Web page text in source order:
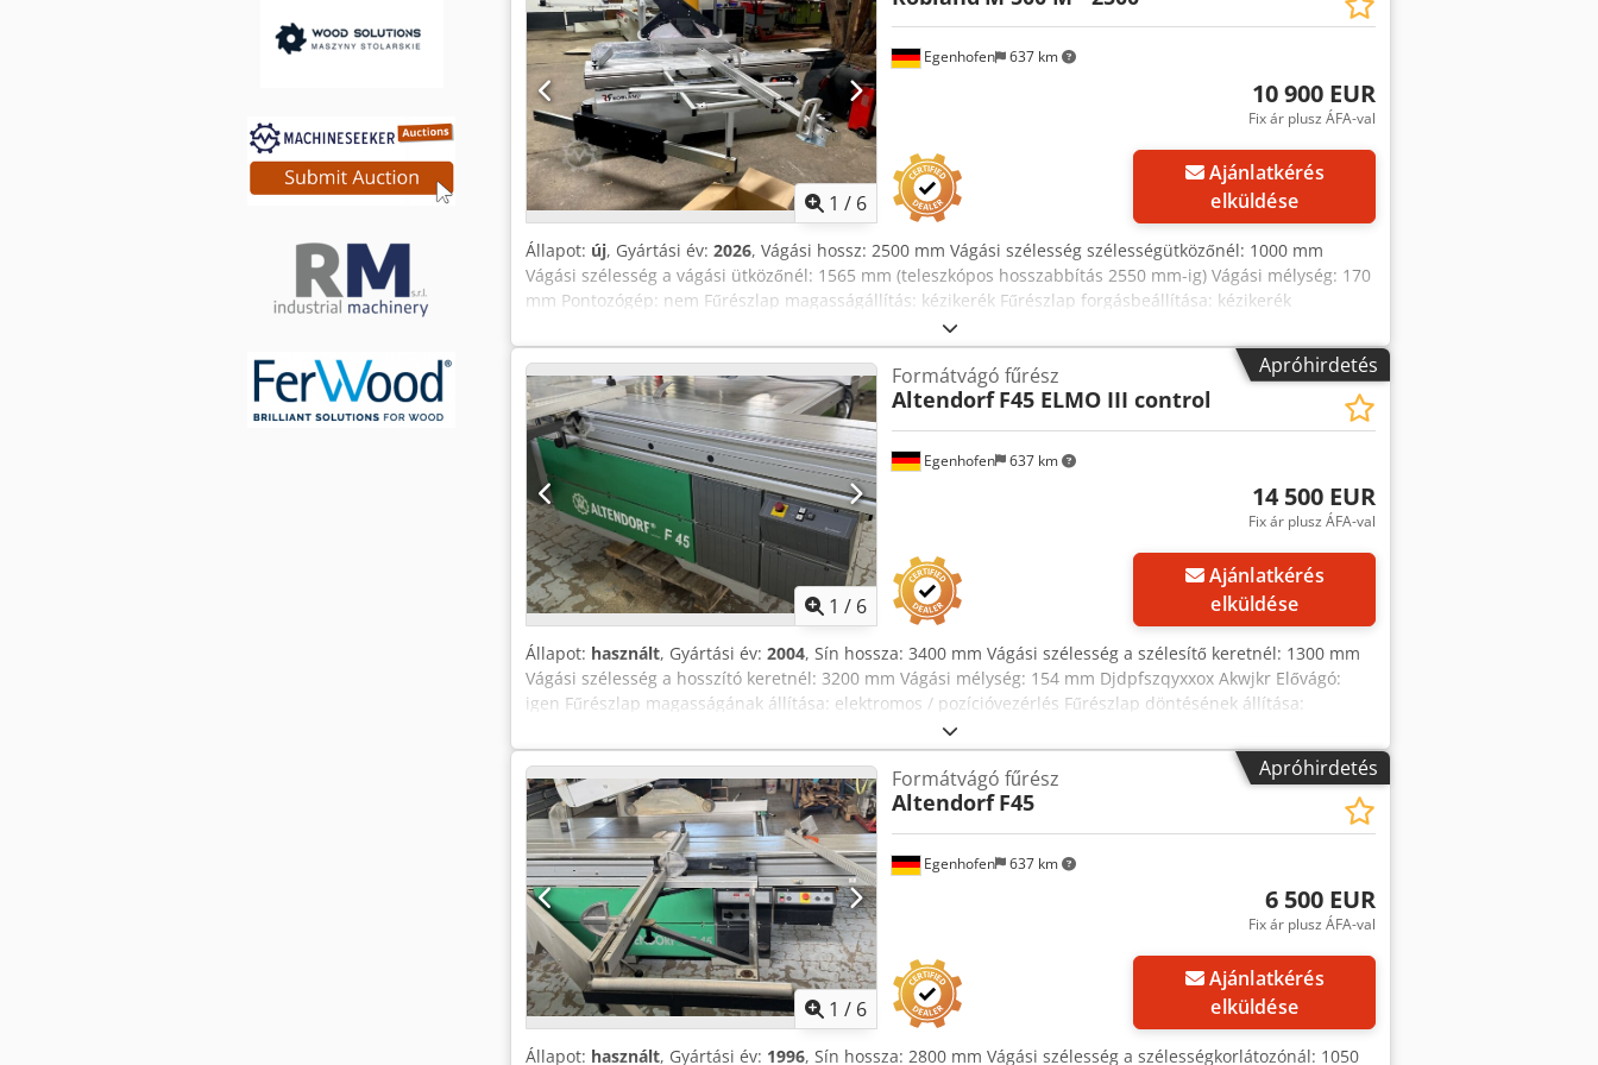
1 / 6
Egenhofen 637 km
10 900 EUR
Fix ár plusz ÁFA-val
Ajánlatkérés
elküldése
Állapot: új, Gyártási év: 2026, Vágási hossz: 2500 mm Vágási szélesség szélességütközőnél: 1000 mm
Vágási szélesség a vágási ütközőnél: 1565 mm (teleszkópos hosszabbítás 2550 mm-ig) Vágási mélység: 170
mm Pontozógép: nem Fűrészlap magasságállítás: kézikerék Fűrészlap forgásbeállítása: kézikerék
Szélességütköző beállítása: kézi A fűrészlap szögének kijelzése: Skála Djdpfxoqx Igqo Akwekr Vágási
magasság kijelző: - Szélesség stop kijelző: Scala Kijelző vágóvonalzó: Scala A fűrészlap átmérője: 500 mm
Fordulatszám: 3000 / 4000 / 5000 rpm Motor teljesítmény: 9,2 kW Motorfék: igen / automatikus Elszívó
csatlakozás: 80mm és 120mm A gép hossza: 2900 mm A gép szélessége: 1800 mm Súly: 800 kg
Apróhirdetés
1 / 6
Egenhofen 637 km
Formátvágó fűrész
Altendorf F45 ELMO III control
14 500 EUR
Fix ár plusz ÁFA-val
Ajánlatkérés
elküldése
Állapot: használt, Gyártási év: 2004, Sín hossza: 3400 mm Vágási szélesség a szélesítő keretnél: 1300 mm
Vágási szélesség a hosszító keretnél: 3200 mm Vágási mélység: 154 mm Djdpfszqyxxox Akwjkr Elővágó:
igen Fűrészlap magasságának állítása: elektromos / pozícióvezérlés Fűrészlap döntésének állítása:
elektromos / pozícióvezérlés Szélesítő keret állítása: elektromos / pozícióvezérlés Hosszító keret állítása:
kézi Fűrészlap szögének kijelzése: digitális kijelző Vágási magasság kijelzése: digitális kijelző Szélesítő keret
kijelzése: digitális kijelző Hosszító vonalzó kijelzése: skála Hosszító vonalzó szögbeállító funkcióval: igen
Fűrészlap átmérője: 450 mm Fordulatszámok: 4 Motor teljesítménye: 7,5 kW Porgyűjtő csatlakozás: 80 és
120 mm Gép hossza: 3600 mm Gép szélessége: 2000 mm Súly: 1200 kg
Apróhirdetés
1 / 6
Egenhofen 637 km
Formátvágó fűrész
Altendorf F45
6 500 EUR
Fix ár plusz ÁFA-val
Ajánlatkérés
elküldése
Állapot: használt, Gyártási év: 1996, Sín hossza: 2800 mm Vágási szélesség a szélességkorlátozónál: 1050